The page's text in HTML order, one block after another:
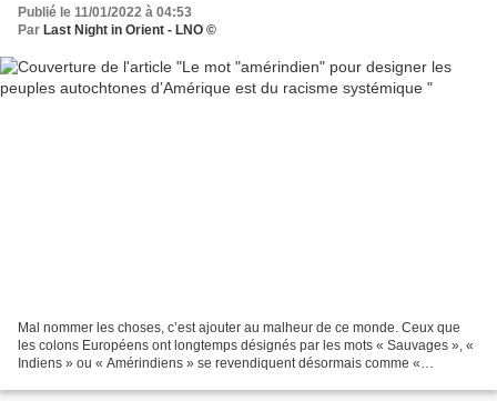
Publié le 11/01/2022 à 04:53
Par Last Night in Orient - LNO ©
Mal nommer les choses, c’est ajouter au malheur de ce monde. Ceux que
les colons Européens ont longtemps désignés par les mots « Sauvages », «
Indiens » ou « Amérindiens » se revendiquent désormais comme «